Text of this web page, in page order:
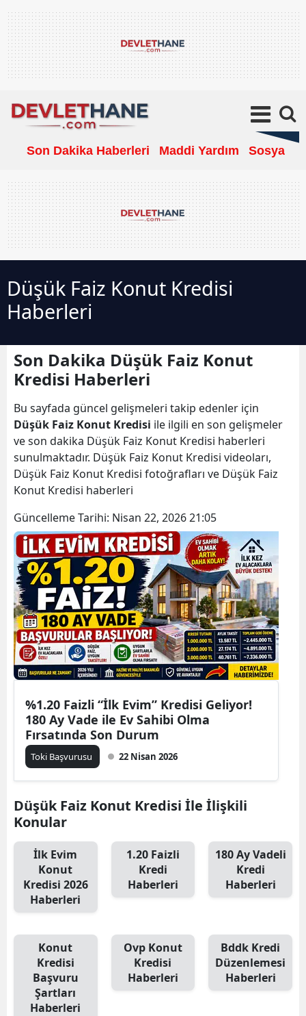
Son Dakika Haberleri Maddi Yardım Sosyal
Düşük Faiz Konut Kredisi
Haberleri
Son Dakika Düşük Faiz Konut
Kredisi Haberleri
Bu sayfada güncel gelişmeleri takip edenler için
Düşük Faiz Konut Kredisi ile ilgili en son gelişmeler
ve son dakika Düşük Faiz Konut Kredisi haberleri
sunulmaktadır. Düşük Faiz Konut Kredisi videoları,
Düşük Faiz Konut Kredisi fotoğrafları ve Düşük Faiz
Konut Kredisi haberleri
Güncelleme Tarihi: Nisan 22, 2026 21:05
%1.20 Faizli “İlk Evim” Kredisi Geliyor!
180 Ay Vade ile Ev Sahibi Olma
Fırsatında Son Durum
Toki Başvurusu 22 Nisan 2026
Düşük Faiz Konut Kredisi İle İlişkili
Konular
İlk Evim
Konut
Kredisi 2026
Haberleri
1.20 Faizli
Kredi
Haberleri
180 Ay Vadeli
Kredi
Haberleri
Konut
Kredisi
Başvuru
Şartları
Haberleri
Ovp Konut
Kredisi
Haberleri
Bddk Kredi
Düzenlemesi
Haberleri